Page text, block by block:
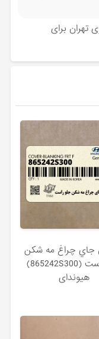
تهران برای
جاي چراغ مه شكن
جلو راست (865242S300)
هیوندای